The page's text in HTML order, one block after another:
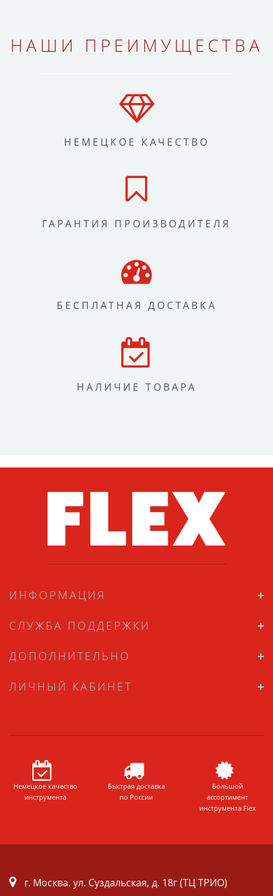
НАШИ ПРЕИМУЩЕСТВА
НЕМЕЦКОЕ КАЧЕСТВО
ГАРАНТИЯ ПРОИЗВОДИТЕЛЯ
БЕСПЛАТНАЯ ДОСТАВКА
НАЛИЧИЕ ТОВАРА
ИНФОРМАЦИЯ
СЛУЖБА ПОДДЕРЖКИ
ДОПОЛНИТЕЛЬНО
ЛИЧНЫЙ КАБИНЕТ
Немецкое качество
инструмента
Быстрая доставка
по России
Большой
ассортимент
инструмента Flex
г. Москва. ул. Суздальская, д. 18г (ТЦ ТРИО)